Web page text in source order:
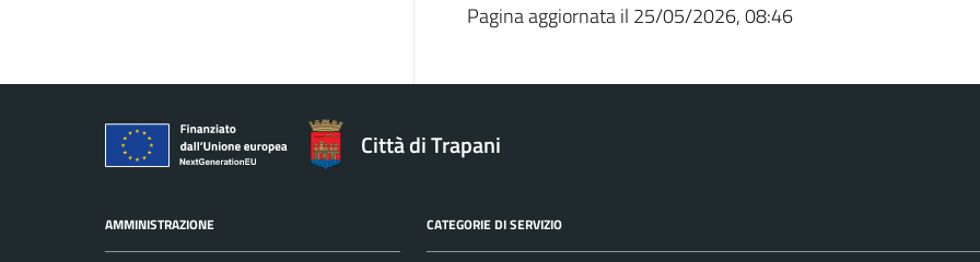
Pagina aggiornata il 25/05/2026, 08:46
Città di Trapani
AMMINISTRAZIONE CATEGORIE DI SERVIZIO